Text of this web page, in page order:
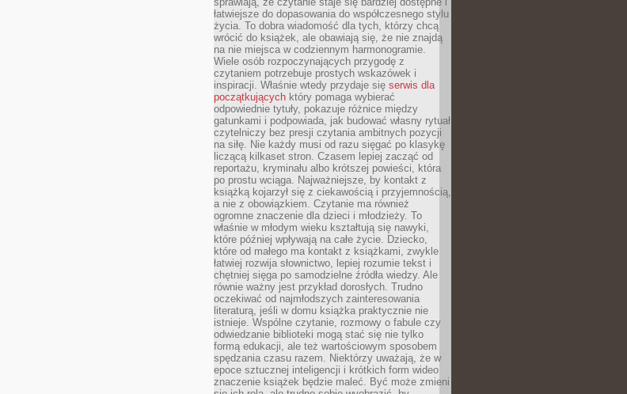
łatwiejsze do dopasowania do współczesnego stylu
życia. To dobra wiadomość dla tych, którzy chcą
wrócić do książek, ale obawiają się, że nie znajdą
na nie miejsca w codziennym harmonogramie.
Wiele osób rozpoczynających przygodę z
czytaniem potrzebuje prostych wskazówek i
inspiracji. Właśnie wtedy przydaje się serwis dla
początkujących który pomaga wybierać
odpowiednie tytuły, pokazuje różnice między
gatunkami i podpowiada, jak budować własny rytuał
czytelniczy bez presji czytania ambitnych pozycji
na siłę. Nie każdy musi od razu sięgać po klasykę
liczącą kilkaset stron. Czasem lepiej zacząć od
reportażu, kryminału albo krótszej powieści, która
po prostu wciąga. Najważniejsze, by kontakt z
książką kojarzył się z ciekawością i przyjemnością,
a nie z obowiązkiem. Czytanie ma również
ogromne znaczenie dla dzieci i młodzieży. To
właśnie w młodym wieku kształtują się nawyki,
które później wpływają na całe życie. Dziecko,
które od małego ma kontakt z książkami, zwykle
łatwiej rozwija słownictwo, lepiej rozumie tekst i
chętniej sięga po samodzielne źródła wiedzy. Ale
równie ważny jest przykład dorosłych. Trudno
oczekiwać od najmłodszych zainteresowania
literaturą, jeśli w domu książka praktycznie nie
istnieje. Wspólne czytanie, rozmowy o fabule czy
odwiedzanie biblioteki mogą stać się nie tylko
formą edukacji, ale też wartościowym sposobem
spędzania czasu razem. Niektórzy uważają, że w
epoce sztucznej inteligencji i krótkich form wideo
znaczenie książek będzie maleć. Być może zmieni